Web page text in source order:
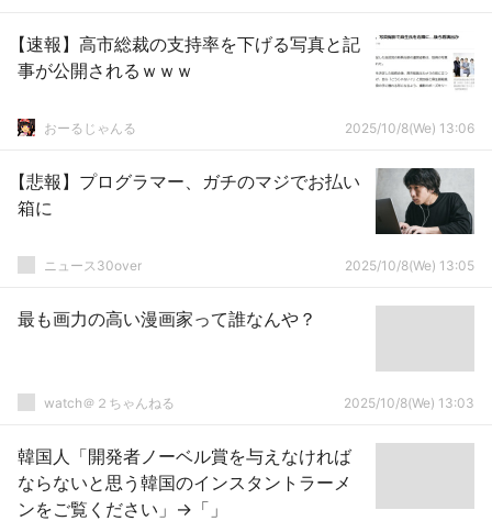
【速報】高市総裁の支持率を下げる写真と記
事が公開されるｗｗｗ
おーるじゃんる 2025/10/8(We) 13:06
【悲報】プログラマー、ガチのマジでお払い
箱に
ニュース30over 2025/10/8(We) 13:05
最も画力の高い漫画家って誰なんや？
watch＠２ちゃんねる 2025/10/8(We) 13:03
韓国人「開発者ノーベル賞を与えなければ
ならないと思う韓国のインスタントラーメ
ンをご覧ください」→「」